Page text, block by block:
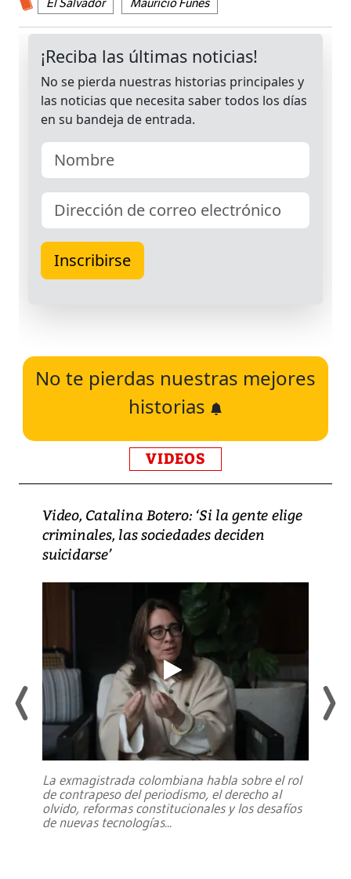
El Salvador Mauricio Funes
No te pierdas nuestras mejores
historias
VIDEOS
Video, Catalina Botero: ‘Si la gente elige
criminales, las sociedades deciden
suicidarse’
La exmagistrada colombiana habla sobre el rol
de contrapeso del periodismo, el derecho al
olvido, reformas constitucionales y los desafíos
de nuevas tecnologías...